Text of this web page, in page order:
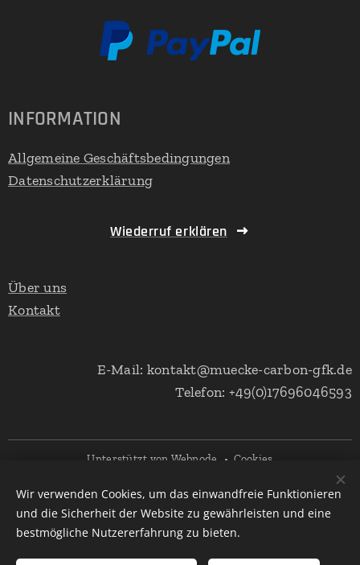
INFORMATION
Allgemeine Geschäftsbedingungen
Datenschutzerklärung
Wiederruf erklären
Über uns
Kontakt
E-Mail: kontakt@muecke-carbon-gfk.de
Telefon: +49(0)17696046593
Unterstützt von Webnode Cookies
Sprachen
Deutsch
English
Wir verwenden Cookies, um das einwandfreie Funktionieren
und die Sicherheit der Website zu gewährleisten und eine
bestmögliche Nutzererfahrung zu bieten.